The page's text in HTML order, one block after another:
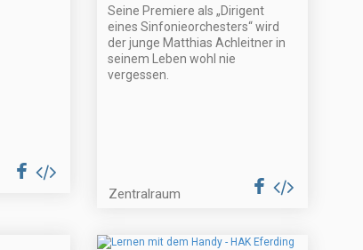
Seine Premiere als „Dirigent
eines Sinfonieorchesters“ wird
der junge Matthias Achleitner in
seinem Leben wohl nie
vergessen.
Zentralraum